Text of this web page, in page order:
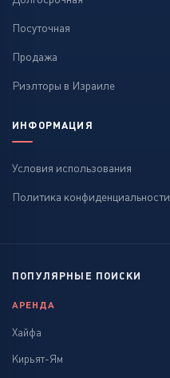
Посуточная
Продажа
Риэлторы в Израиле
ИНФОРМАЦИЯ
Условия использования
Политика конфиденциальности
ПОПУЛЯРНЫЕ ПОИСКИ
АРЕНДА
Хайфа
Кирьят-Ям